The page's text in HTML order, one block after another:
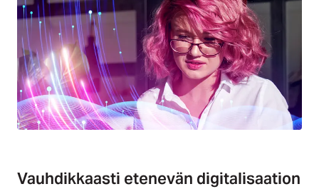
Vauhdikkaasti etenevän digitalisaation